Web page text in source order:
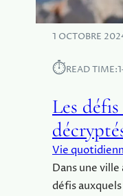
1 OCTOBRE
⏱︎READ TIME:
Les
Vie
Dans une
défis